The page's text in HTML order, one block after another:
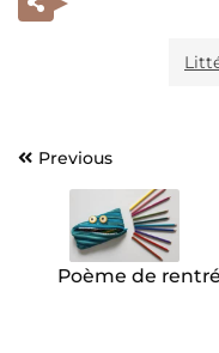
Navigation
l’article
Previous
Poème de